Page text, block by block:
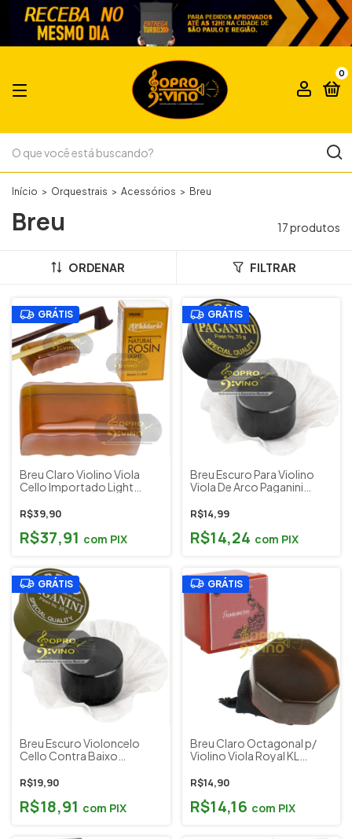
0
Início > Orquestrais > Acessórios > Breu
Breu 17 produtos
ORDENAR FILTRAR
GRÁTIS
Breu Claro Violino Viola
Cello Importado Light
R$39,90
R$37,91 com PIX
GRÁTIS
Breu Escuro Para Violino
Viola De Arco Paganini
R$14,99
R$14,24 com PIX
GRÁTIS
Breu Escuro Violoncelo
Cello Contra Baixo
R$19,90
R$18,91 com PIX
GRÁTIS
Breu Claro Octagonal p/
Violino Viola Royal KL
R$14,90
R$14,16 com PIX